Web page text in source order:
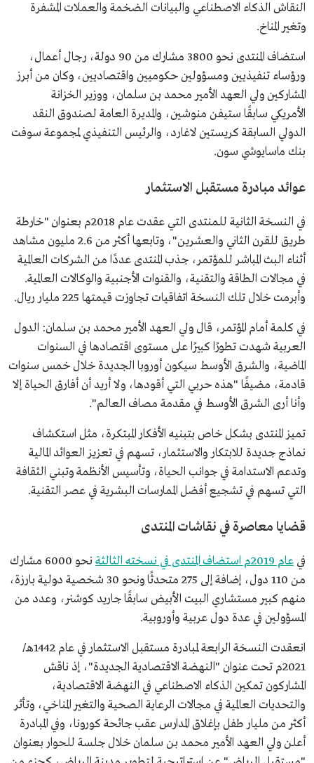
النقاش الذكاء الاصطناعي والبيانات الضخمة والعملات المشفرة
وتغير المناخ.
استضاف المنتدى نحو 3800 مشارك من 90 دولة، رجال أعمال،
ورؤساء تنفيذيين ومسؤولين حكوميين واقتصاديين، وكان من أبرز
المشاركين ولي العهد الأمير محمد بن سلمان، ووزير الخزانة
الأمريكي سابقًا ستيفن منوشين، والمديرة العامة لصندوق النقد
الدولي السابقة كريستين لاغارد، والرئيس التنفيذي لمجموعة سوفت
بنك ماسايوشي سون.
عوائد مبادرة مستقبل الاستثمار
في النسخة الثانية للمنتدى التي عقدت عام 2018م بعنوان "خارطة
طريق للقرن الثاني والعشرين"، وتابعها أكثر من 2.6 مليون مشاهد
أثناء البث المباشر للمؤتمر، جذب المنتدى عددًا من الشركات العالمية
في مجالات الطاقة والتقنية، والقنوات الأجنبية والوكالات العالمية.
وأبرمت خلال تلك النسخة اتفاقيات تجاوزت قيمتها 225 مليار ريال.
في كلمة أمام المؤتمر، قال ولي العهد الأمير محمد بن سلمان: الدول
العربية شهدت تطورًا كبيرًا على مستوى اقتصادها في السنوات
الماضية، والشرق الأوسط سيكون أوروبا الجديدة خلال خمس سنوات
قادمة، مضيفًا "هذه حربي التي أقودها، ولا أريد أن أفارق الحياة إلا
وأنا أرى الشرق الأوسط في مقدمة مصاف العالم".
تميز المنتدى بشكل خاص بتبنيه الأفكار المبتكرة، مثل استكشاف
نماذج جديدة للابتكار والاستثمار، تسهم في تعزيز العوائد المالية
وتدعم الاستدامة في جوانب الحياة، وتأسيس الأنظمة وتبني الثقافة
التي تسهم في تشجيع أفضل الممارسات البشرية في عصر التقنية.
قضايا معاصرة في نقاشات المنتدى
في عام 2019م استضاف المنتدى في نسخته الثالثة
نحو 6000 مشارك
من 110 دول، إضافة إلى 275 متحدثًا ونحو 30 شخصية دولية بارزة،
منهم كبير مستشاري البيت الأبيض سابقًا جاريد كوشنر، وعدد من
المسؤولين في عدة دول عربية وأوروبية.
انعقدت النسخة الرابعة لمبادرة مستقبل الاستثمار في عام 1442هـ/
2021م تحت عنوان "النهضة الاقتصادية الجديدة"، إذ ناقش
المشاركون تمكين الذكاء الاصطناعي في النهضة الاقتصادية،
والتحديات العالمية في مجالات الرعاية الصحية والتغير المناخي، وتأثر
أكثر من مليار طفل بإغلاق المدارس عقب جائحة كورونا، وفي المبادرة
أعلن ولي العهد الأمير محمد بن سلمان خلال جلسة للحوار بعنوان